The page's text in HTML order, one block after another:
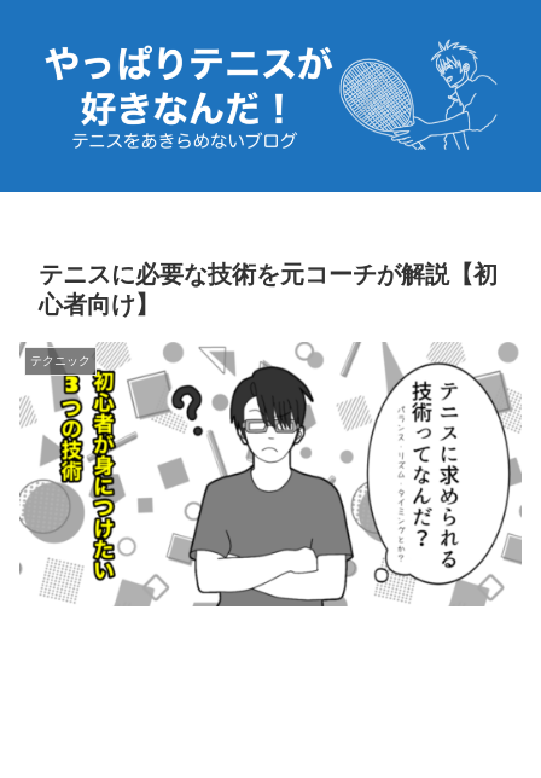
テニスに必要な技術を元コーチが解説【初
心者向け】
テクニック